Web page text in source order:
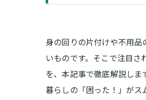
身の回りの片付けや不用
いものです。そこで注目
を、本記事で徹底解説しま
暮らしの「困った！」がス